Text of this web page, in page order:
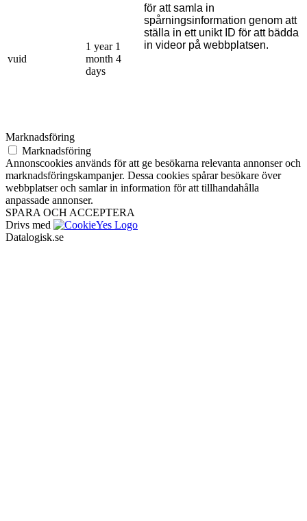
vuid
1 year 1
month 4
days
för att samla in
spårningsinformation genom att
ställa in ett unikt ID för att bädda
in videor på webbplatsen.
Marknadsföring
Marknadsföring
Annonscookies används för att ge besökarna relevanta annonser och
marknadsföringskampanjer. Dessa cookies spårar besökare över
webbplatser och samlar in information för att tillhandahålla
anpassade annonser.
SPARA OCH ACCEPTERA
Drivs med
Datalogisk.se